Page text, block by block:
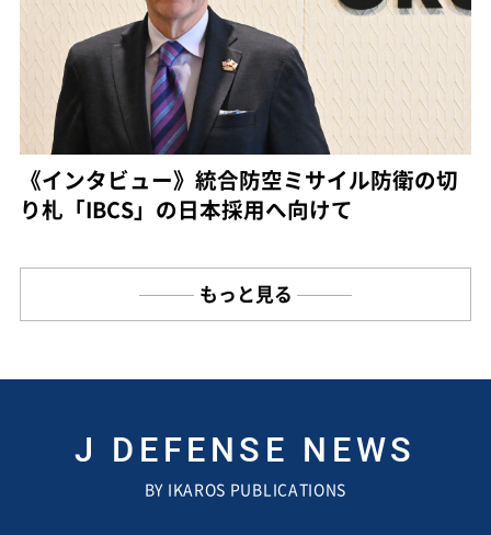
《インタビュー》統合防空ミサイル防衛の切
り札「IBCS」の日本採用へ向けて
もっと見る
J DEFENSE NEWS
BY IKAROS PUBLICATIONS